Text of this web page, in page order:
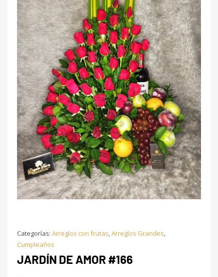
Categorías: Arreglos con frutas,Arreglos Grandes,
Cumpleaños
JARDÍN DE AMOR #166